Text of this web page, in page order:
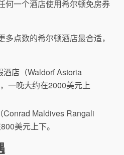
何一个酒店使用希尔顿免房券
点数的希尔顿酒店最合适，
店（Waldorf Astoria
一晚大约在2000美元上
Conrad Maldives Rangali
美元上下。